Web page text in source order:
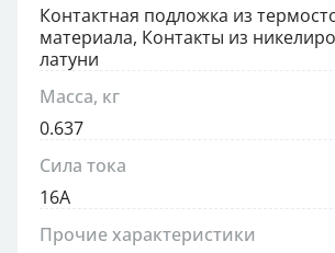
Контактная подложка из
материала, Контакты из
латуни
Масса, кг
0.637
Сила тока
16А
Прочие характеристики